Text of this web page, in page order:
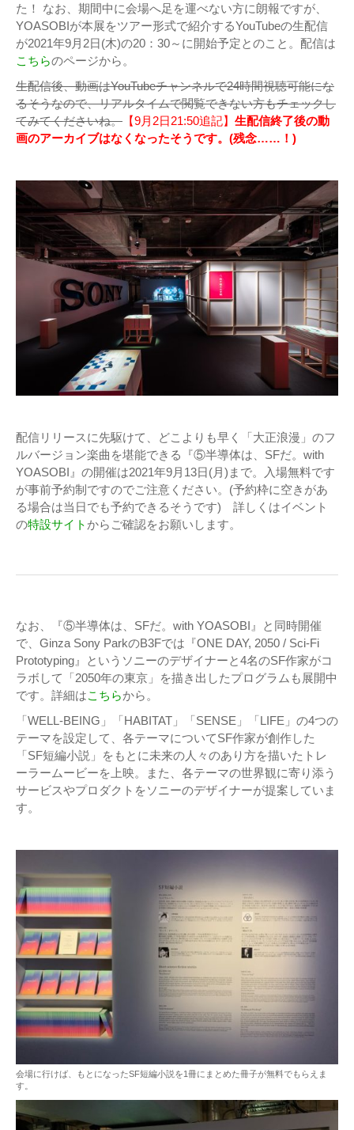
た！ なお、期間中に会場へ足を運べない方に朗報ですが、
YOASOBIが本展をツアー形式で紹介するYouTubeの生配信
が2021年9月2日(木)の20：30～に開始予定とのこと。配信は
こちらのページから。
生配信後、動画はYouTubeチャンネルで24時間視聴可能にな
るそうなので、リアルタイムで閲覧できない方もチェックし
てみてくださいね。 【9月2日21:50追記】 生配信終了後の動
画のアーカイブはなくなったそうです。(残念……！)
配信リリースに先駆けて、どこよりも早く「大正浪漫」のフ
ルバージョン楽曲を堪能できる『⑤半導体は、SFだ。with
YOASOBI』の開催は2021年9月13日(月)まで。入場無料です
が事前予約制ですのでご注意ください。(予約枠に空きがあ
る場合は当日でも予約できるそうです) 詳しくはイベント
の特設サイト からご確認をお願いします。
なお、『⑤半導体は、SFだ。with YOASOBI』と同時開催
で、Ginza Sony ParkのB3Fでは『ONE DAY, 2050 / Sci-Fi
Prototyping』というソニーのデザイナーと4名のSF作家がコ
ラボして「2050年の東京」を描き出したプログラムも展開中
です。詳細はこちらから。
「WELL-BEING」「HABITAT」「SENSE」「LIFE」の4つの
テーマを設定して、各テーマについてSF作家が創作した
「SF短編小説」をもとに未来の人々のあり方を描いたトレ
ーラームービーを上映。また、各テーマの世界観に寄り添う
サービスやプロダクトをソニーのデザイナーが提案していま
す。
会場に行けば、もとになったSF短編小説を1冊にまとめた冊子が無料でもらえま
す。